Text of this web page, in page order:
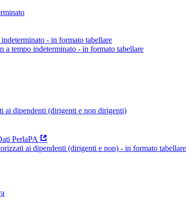
- in formato tabellare
a tempo indeterminato - in formato tabellare
ai dipendenti (dirigenti e non dirigenti)
PerlaPA
ai dipendenti (dirigenti e non) - in formato tabellare